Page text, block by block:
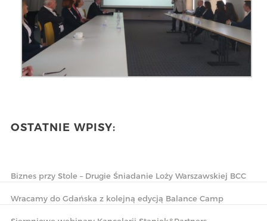
OSTATNIE WPISY:
Biznes przy Stole – Drugie Śniadanie Loży Warszawskiej BCC
Wracamy do Gdańska z kolejną edycją Balance Camp